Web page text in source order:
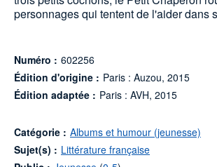
personnages qui tentent de l'aider dans
Numéro : 602256
Édition d'origine : Paris : Auzou, 2015
Édition adaptée : Paris : AVH, 2015
Catégorie : Albums et humour (jeunesse)
Sujet(s) : Littérature française